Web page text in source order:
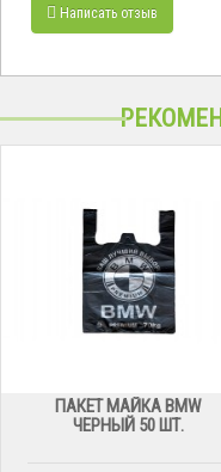
Написать отзыв
ПАКЕТ МАЙКА BMW
ЧЕРНЫЙ 50 ШТ.